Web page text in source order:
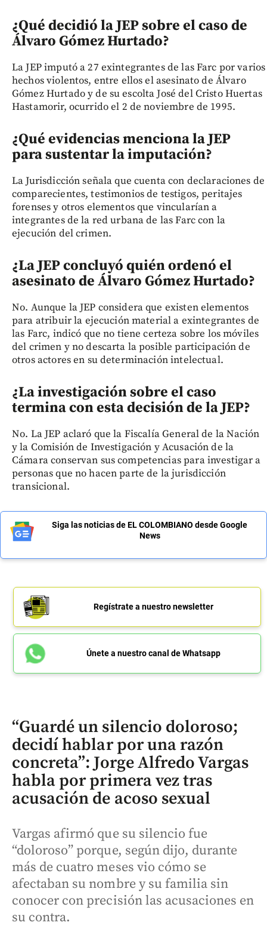
¿Qué decidió la JEP sobre el caso de
Álvaro Gómez Hurtado?
La JEP imputó a 27 exintegrantes de las Farc por varios
hechos violentos, entre ellos el asesinato de Álvaro
Gómez Hurtado y de su escolta José del Cristo Huertas
Hastamorir, ocurrido el 2 de noviembre de 1995.
¿Qué evidencias menciona la JEP
para sustentar la imputación?
La Jurisdicción señala que cuenta con declaraciones de
comparecientes, testimonios de testigos, peritajes
forenses y otros elementos que vincularían a
integrantes de la red urbana de las Farc con la
ejecución del crimen.
¿La JEP concluyó quién ordenó el
asesinato de Álvaro Gómez Hurtado?
No. Aunque la JEP considera que existen elementos
para atribuir la ejecución material a exintegrantes de
las Farc, indicó que no tiene certeza sobre los móviles
del crimen y no descarta la posible participación de
otros actores en su determinación intelectual.
¿La investigación sobre el caso
termina con esta decisión de la JEP?
No. La JEP aclaró que la Fiscalía General de la Nación
y la Comisión de Investigación y Acusación de la
Cámara conservan sus competencias para investigar a
personas que no hacen parte de la jurisdicción
transicional.
Siga las noticias de EL COLOMBIANO desde Google
News
Regístrate a nuestro newsletter
Únete a nuestro canal de Whatsapp
“Guardé un silencio doloroso;
decidí hablar por una razón
concreta”: Jorge Alfredo Vargas
habla por primera vez tras
acusación de acoso sexual
Vargas afirmó que su silencio fue
“doloroso” porque, según dijo, durante
más de cuatro meses vio cómo se
afectaban su nombre y su familia sin
conocer con precisión las acusaciones en
su contra.